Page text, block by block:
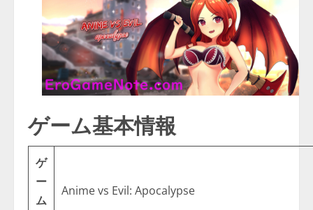
ゲーム基本情報
ゲ
ー
ム
Anime vs Evil: Apocalypse